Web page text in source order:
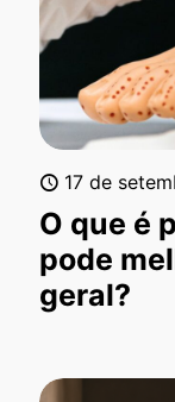
17 de
O que é
pode
geral?